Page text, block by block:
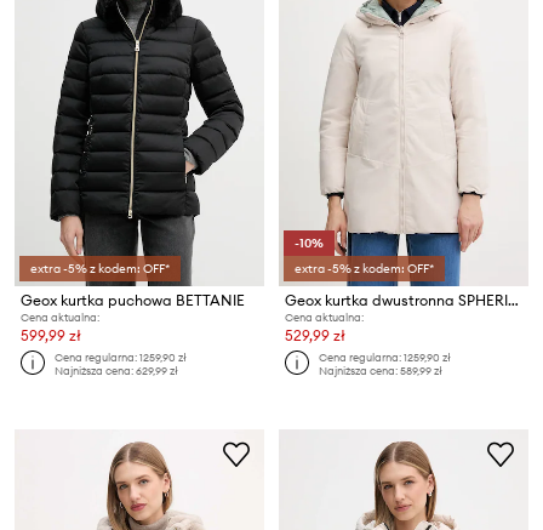
extra -5% z kodem: OFF*
Geox kurtka puchowa BETTANIE
Cena aktualna:
599,99 zł
Cena regularna:1259,90 zł
Najniższa cena:629,99 zł
-10%
extra -5% z kodem: OFF*
Geox kurtka dwustronna SPHERICA
Cena aktualna:
529,99 zł
Cena regularna:1259,90 zł
Najniższa cena:589,99 zł